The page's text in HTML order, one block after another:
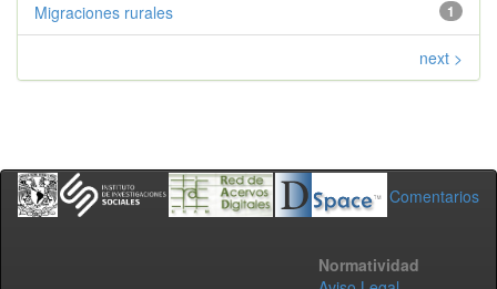
1
Migraciones rurales
next >
Comentarios
Normatividad